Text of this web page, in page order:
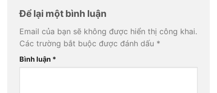
Để lại một bình luận
Email của bạn sẽ không được hiển thị công khai.
Các trường bắt buộc được đánh dấu *
Bình luận *